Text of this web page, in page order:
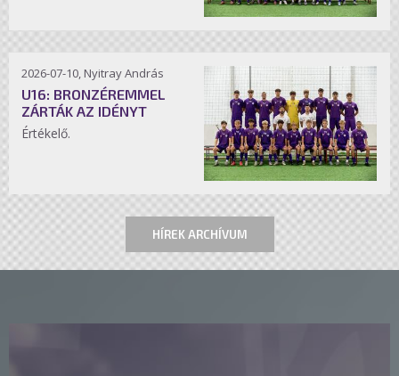
2026-07-10, Nyitray András
U16: BRONZÉREMMEL
ZÁRTÁK AZ IDÉNYT
Értékelő.
HÍREK ARCHÍVUM